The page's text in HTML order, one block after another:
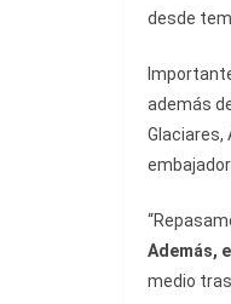
desde
además
Glaciares,
Además,
medio